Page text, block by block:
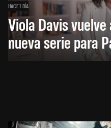
HACE 1 DÍA
Viola Davis
nueva serie para